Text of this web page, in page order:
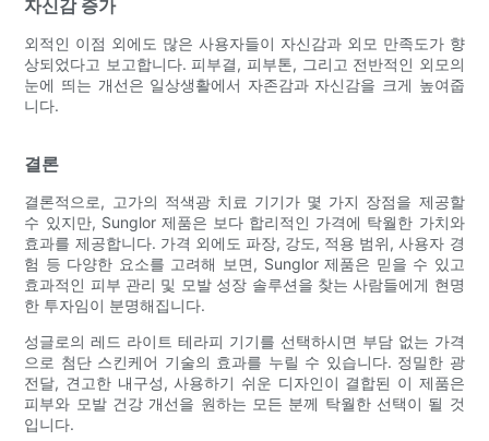
자신감 증가
외적인 이점 외에도 많은 사용자들이 자신감과 외모 만족도가 향
상되었다고 보고합니다. 피부결, 피부톤, 그리고 전반적인 외모의
눈에 띄는 개선은 일상생활에서 자존감과 자신감을 크게 높여줍
니다.
결론
결론적으로, 고가의 적색광 치료 기기가 몇 가지 장점을 제공할
수 있지만, Sunglor 제품은 보다 합리적인 가격에 탁월한 가치와
효과를 제공합니다. 가격 외에도 파장, 강도, 적용 범위, 사용자 경
험 등 다양한 요소를 고려해 보면, Sunglor 제품은 믿을 수 있고
효과적인 피부 관리 및 모발 성장 솔루션을 찾는 사람들에게 현명
한 투자임이 분명해집니다.
성글로의 레드 라이트 테라피 기기를 선택하시면 부담 없는 가격
으로 첨단 스킨케어 기술의 효과를 누릴 수 있습니다. 정밀한 광
전달, 견고한 내구성, 사용하기 쉬운 디자인이 결합된 이 제품은
피부와 모발 건강 개선을 원하는 모든 분께 탁월한 선택이 될 것
입니다.